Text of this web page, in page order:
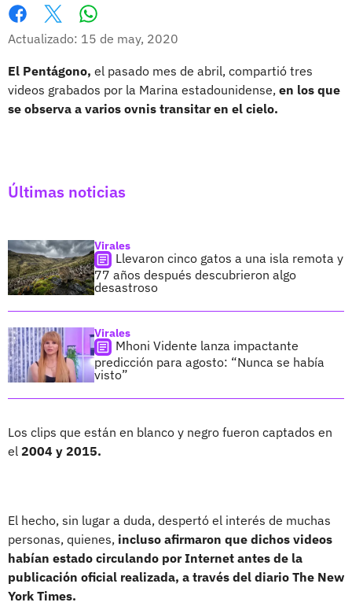
Facebook
X
Actualizado: 15 de may, 2020
El Pentágono, el pasado mes de abril, compartió tres
videos grabados por la Marina estadounidense, en los que
se observa a varios ovnis transitar en el cielo.
Últimas noticias
Virales
Llevaron cinco gatos a una isla remota y
77 años después descubrieron algo
desastroso
Virales
Mhoni Vidente lanza impactante
predicción para agosto: “Nunca se había
visto”
Los clips que están en blanco y negro fueron captados en
el 2004 y 2015.
El hecho, sin lugar a duda, despertó el interés de muchas
personas, quienes, incluso afirmaron que dichos videos
habían estado circulando por Internet antes de la
publicación oficial realizada, a través del diario The New
York Times.